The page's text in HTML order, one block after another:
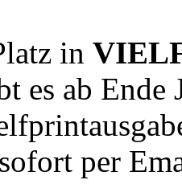
in
es ab Ende
per